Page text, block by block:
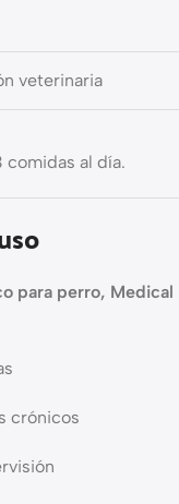
veterinaria
comidas al día.
para perro, Medical
crónicos